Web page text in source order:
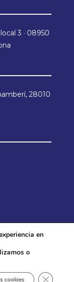
3 · 08950
28010
en
o
cookies Cerrar el